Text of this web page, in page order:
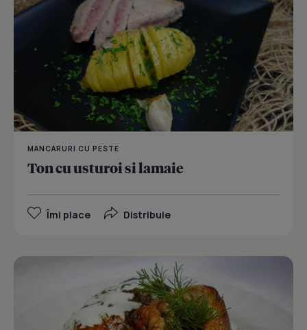
MANCARURI CU PESTE
Ton cu usturoi si lamaie
Îmi place Distribuie